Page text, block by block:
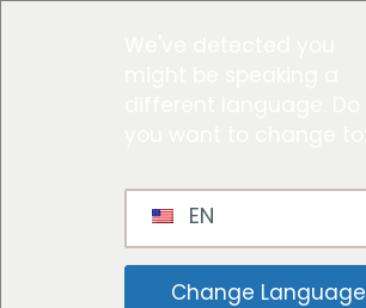
EN
Change Language